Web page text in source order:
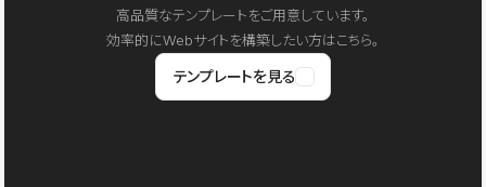
高品質なテンプレートをご用意しています。
効率的にWebサイトを構築したい方はこちら。
テンプレートを見る